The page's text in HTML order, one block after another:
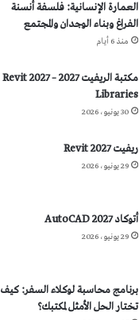
العمارة الإنسانية: فلسفة أنسنة
الفراغ وبناء الوجدان والمجتمع
منذ 6 أيام
مكتبة الريفيت 2027 – Revit 2027
Libraries
30 يونيو، 2026
ريفيت 2027 Revit
29 يونيو، 2026
أتوكاد 2027 AutoCAD
29 يونيو، 2026
برنامج محاسبة لوكلاء السفر: كيف
تختار الحل الأمثل لمكتبك؟